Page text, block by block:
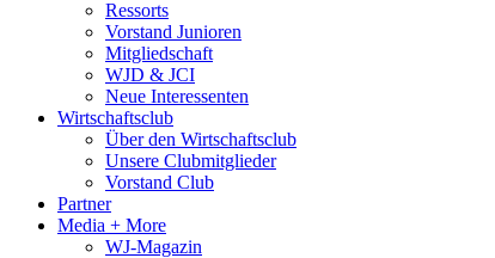
Ressorts
Vorstand Junioren
Mitgliedschaft
WJD & JCI
Neue Interessenten
Wirtschaftsclub
Über den Wirtschaftsclub
Unsere Clubmitglieder
Vorstand Club
Partner
Media + More
WJ-Magazin